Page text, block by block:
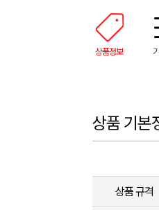
상품정보
상품 기본
상품 규격